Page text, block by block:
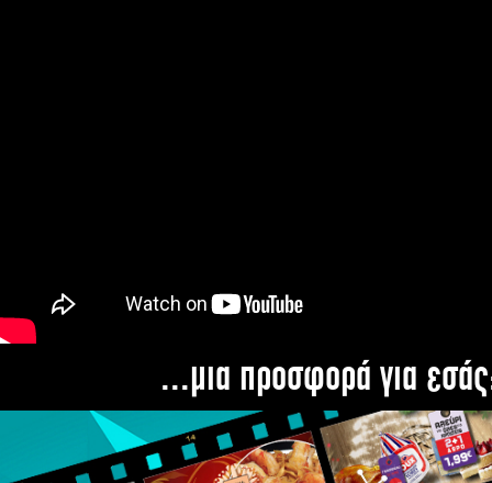
...μια προσφορά για